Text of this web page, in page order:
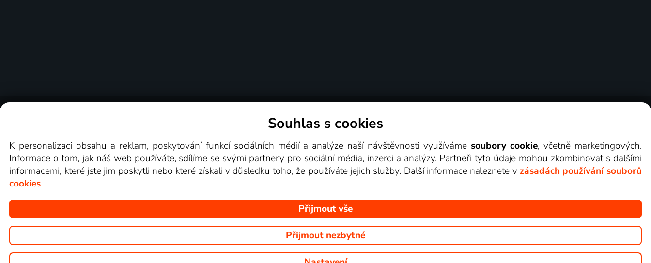
Videotéka
Copyright © goNET s.r.o. Na tomto webu jsou zobrazovány obrázky z pořadů TV stanic, které můžete sledovat v Lepší.TV.
Souhlas s cookies
K personalizaci obsahu a reklam, poskytování funkcí sociálních médií a analýze naší návštěvnosti využívámesoubory cookie, včetně marketingových.
Informace o tom, jak náš web používáte, sdílíme se svými partnery pro sociální média, inzerci a analýzy. Partneři tyto údaje mohou zkombinovat s dalšími
informacemi, které jste jim poskytli nebo které získali v důsledku toho, že používáte jejich služby. Další informace naleznete v zásadách používání souborů
cookies.
Přijmout vše
Přijmout nezbytné